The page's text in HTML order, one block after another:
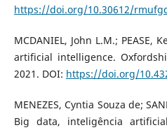
https://doi.org/10.30612/
MCDANIEL, John L.M.; PEASE,
artificial intelligence.
2021. DOI: https://doi.org/
MENEZES, Cyntia Souza de;
Big data, inteligência